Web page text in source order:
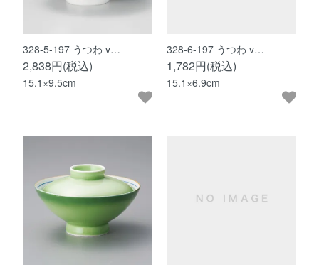
328-5-197 うつわ v…
2,838円(税込)
15.1×9.5cm
328-6-197 うつわ v…
1,782円(税込)
15.1×6.9cm